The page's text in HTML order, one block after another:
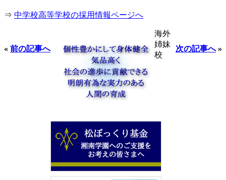
⇒ 中学校高等学校の採用情報ページへ
« 前の記事へ 次の記事へ»
海外
姉妹
校